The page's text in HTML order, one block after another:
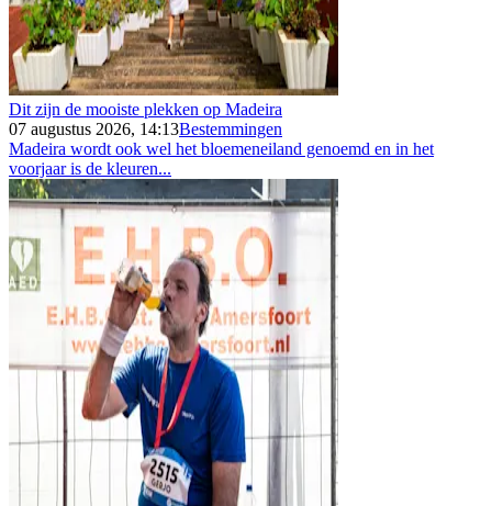
Dit zijn de mooiste plekken op Madeira
07 augustus 2026, 14:13Bestemmingen
Madeira wordt ook wel het bloemeneiland genoemd en in het
voorjaar is de kleuren...